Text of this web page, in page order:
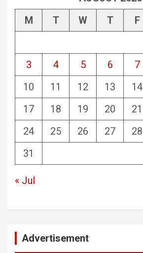
M
T W T F
3
4 5 6 7
10
11 12 13 14
17
18 19 20 21
24
25 26 27 28
31
« Jul
Advertisement